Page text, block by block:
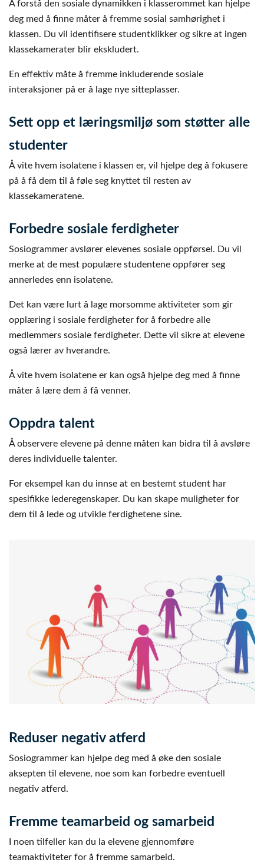
Å forstå den sosiale dynamikken i klasserommet kan hjelpe
deg med å finne måter å fremme sosial samhørighet i
klassen. Du vil identifisere studentklikker og sikre at ingen
klassekamerater blir ekskludert.
En effektiv måte å fremme inkluderende sosiale
interaksjoner på er å lage nye sitteplasser.
Sett opp et læringsmiljø som støtter alle
studenter
Å vite hvem isolatene i klassen er, vil hjelpe deg å fokusere
på å få dem til å føle seg knyttet til resten av
klassekameratene.
Forbedre sosiale ferdigheter
Sosiogrammer avslører elevenes sosiale oppførsel. Du vil
merke at de mest populære studentene oppfører seg
annerledes enn isolatene.
Det kan være lurt å lage morsomme aktiviteter som gir
opplæring i sosiale ferdigheter for å forbedre alle
medlemmers sosiale ferdigheter. Dette vil sikre at elevene
også lærer av hverandre.
Å vite hvem isolatene er kan også hjelpe deg med å finne
måter å lære dem å få venner.
Oppdra talent
Å observere elevene på denne måten kan bidra til å avsløre
deres individuelle talenter.
For eksempel kan du innse at en bestemt student har
spesifikke lederegenskaper. Du kan skape muligheter for
dem til å lede og utvikle ferdighetene sine.
Reduser negativ atferd
Sosiogrammer kan hjelpe deg med å øke den sosiale
aksepten til elevene, noe som kan forbedre eventuell
negativ atferd.
Fremme teamarbeid og samarbeid
I noen tilfeller kan du la elevene gjennomføre
teamaktiviteter for å fremme samarbeid.